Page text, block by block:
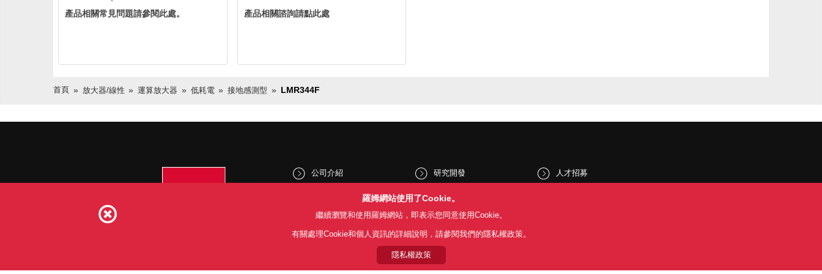
產品相關常見問題請參閱此處。
產品相關諮詢請點此處
首頁 放大器/線性 運算放大器 低耗電 接地感測型 LMR344F
公司介紹
股東和投資人資訊
Sustainability
研究開發
文化與社會
新聞
人才招募
羅姆網站使用了Cookie。
繼續瀏覽和使用羅姆網站，即表示您同意使用Cookie。
有關處理Cookie和個人資訊的詳細說明，請參閱我們的隱私權政策。
隱私權政策